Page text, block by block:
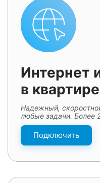
Интернет
в квартире
Надежный,
любые задачи. Более
Подключить